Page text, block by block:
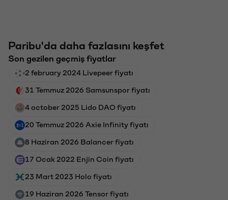
Paribu'da daha fazlasını keşfet
Son gezilen geçmiş fiyatlar
2 february 2024 Livepeer fiyatı
31 Temmuz 2026 Samsunspor fiyatı
4 october 2025 Lido DAO fiyatı
20 Temmuz 2026 Axie Infinity fiyatı
8 Haziran 2026 Balancer fiyatı
17 Ocak 2022 Enjin Coin fiyatı
23 Mart 2023 Holo fiyatı
19 Haziran 2026 Tensor fiyatı